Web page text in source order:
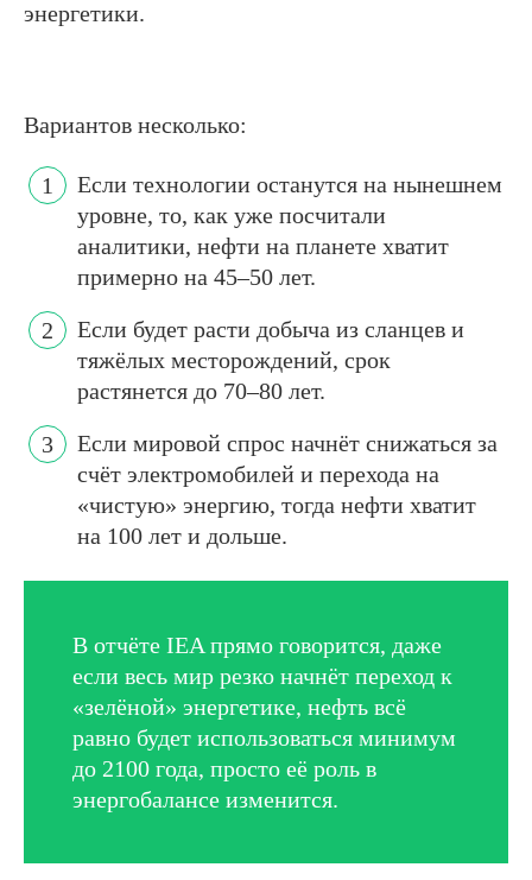
энергетики.
Вариантов несколько:
Если технологии останутся на нынешнем
уровне, то, как уже посчитали
аналитики, нефти на планете хватит
примерно на 45–50 лет.
Если будет расти добыча из сланцев и
тяжёлых месторождений, срок
растянется до 70–80 лет.
Если мировой спрос начнёт снижаться за
счёт электромобилей и перехода на
«чистую» энергию, тогда нефти хватит
на 100 лет и дольше.
В отчёте IEA прямо говорится, даже
если весь мир резко начнёт переход к
«зелёной» энергетике, нефть всё
равно будет использоваться минимум
до 2100 года, просто её роль в
энергобалансе изменится.